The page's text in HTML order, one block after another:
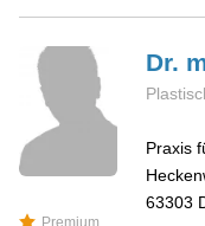
Premium
Dr.
Praxis
63303